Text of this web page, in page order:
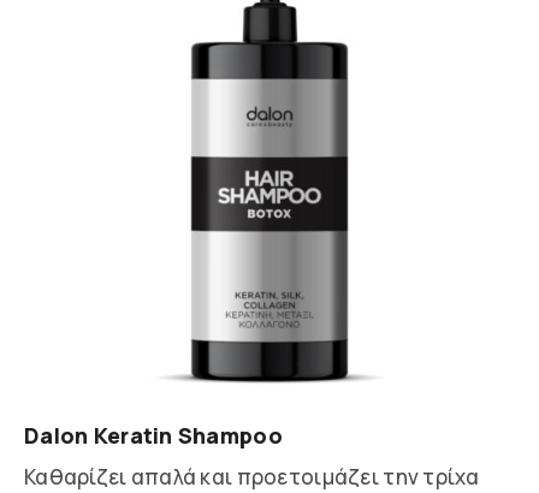
Dalon Keratin Shampoo
Καθαρίζει απαλά και προετοιμάζει την τρίχα